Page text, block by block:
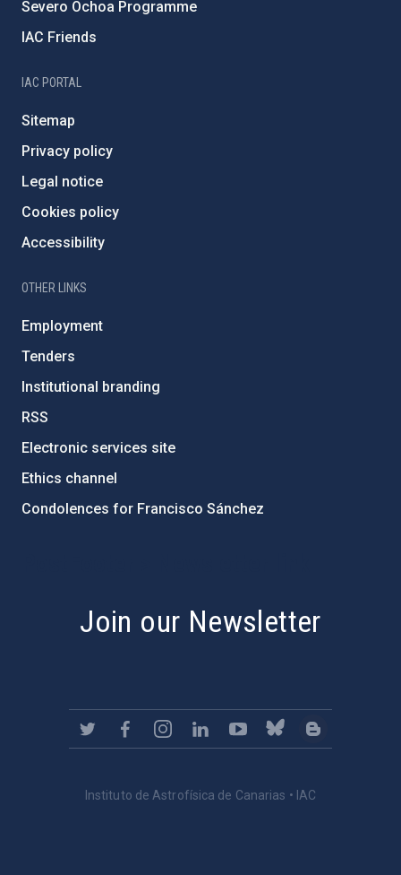
Severo Ochoa Programme
IAC Friends
IAC PORTAL
Sitemap
Privacy policy
Legal notice
Cookies policy
Accessibility
OTHER LINKS
Employment
Tenders
Institutional branding
RSS
Electronic services site
Ethics channel
Condolences for Francisco Sánchez
Join our Newsletter
Instituto de Astrofísica de Canarias • IAC